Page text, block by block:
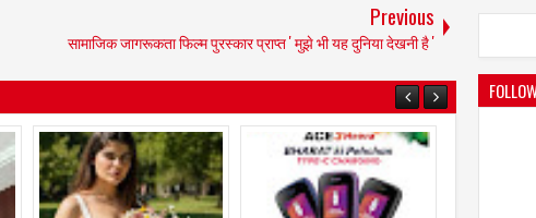
Previous
सामाजिक जागरूकता फिल्म पुरस्कार प्राप्त ' मुझे भी यह दुनिया देखनी है '